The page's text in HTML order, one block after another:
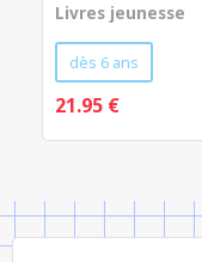
Livres jeunesse
dès 6 ans
21.95 €